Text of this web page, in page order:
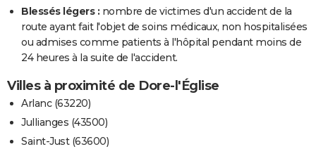
Blessés légers : nombre de victimes d'un accident de la
route ayant fait l'objet de soins médicaux, non hospitalisées
ou admises comme patients à l'hôpital pendant moins de
24 heures à la suite de l'accident.
Villes à proximité de Dore-l'Église
Arlanc (63220)
Jullianges (43500)
Saint-Just (63600)